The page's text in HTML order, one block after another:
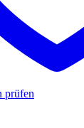
prüfen